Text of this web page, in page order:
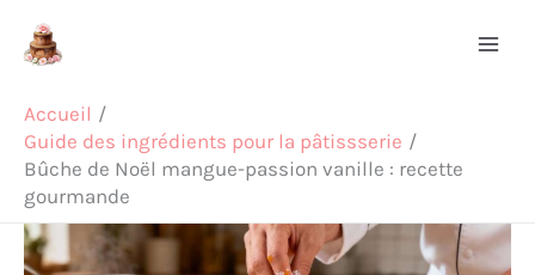
Accueil
Guide des ingrédients pour la pâtissserie
Bûche de Noël mangue-passion vanille : recette
gourmande
Rechercher